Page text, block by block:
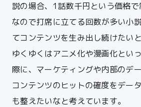
説の場合、1話数千円という価格で
なので打席に立てる回数が多い小
てコンテンツを生み出し続けたい
ゆくゆくはアニメ化や漫画化とい
際に、マーケティングや内部のデ
コンテンツのヒットの確度をデー
も整えたいなと考えています。